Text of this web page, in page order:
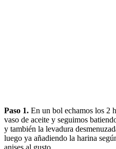
Paso 1. En un bol echamos los 2
vaso de aceite y seguimos
y también la levadura
luego ya añadiendo la harina
anises al gusto.